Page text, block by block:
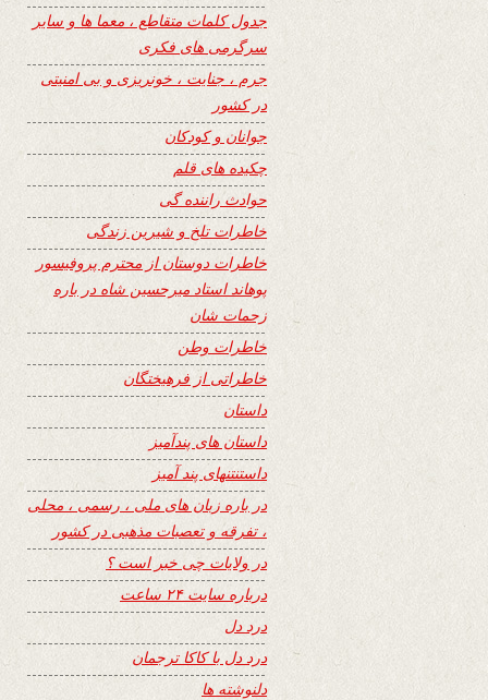
جدول کلمات متقاطع ، معما ها و سایر
سرگرمی های فکری
جرم ، جنایت ، خونریزی و بی امنیتی
در کشور
جوانان و کودکان
چکیده های قلم
حوادث راننده گی
خاطرات تلخ و شیرین زندگی
خاطرات دوستان از محترم پروفیسور
پوهاند استاد میرحسین شاه در باره
زحمات شان
خاطرات وطن
خاطراتی از فرهیختگان
داستان
داستان های پندآمیز
داستنتنهای پند آمیز
در باره زبان های ملی ، رسمی ، محلی
، تفرقه و تعصبات مذهبی در کشور
در ولایات چی خبر است ؟
درباره سایت ۲۴ ساعت
درد دل
درد دل با کاکا ترجمان
دلنوشته ها